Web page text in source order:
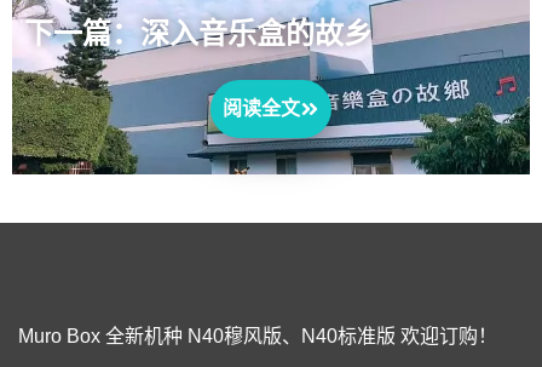
下一篇：深入音乐盒的故乡
阅读全文
Muro Box 全新机种 N40穆风版、N40标准版 欢迎订购！